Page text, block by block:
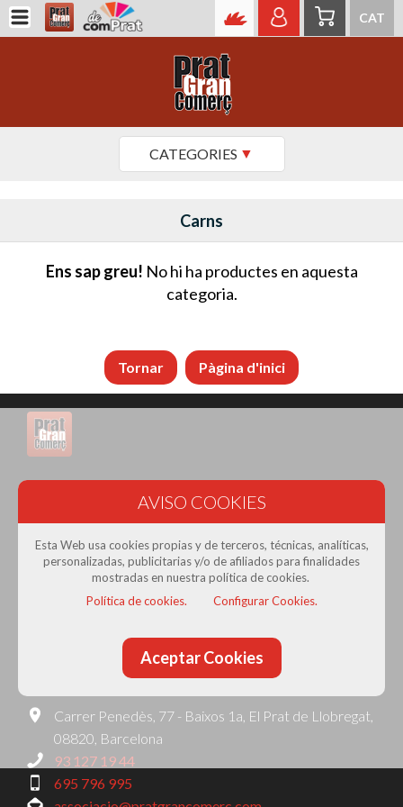
CAT
CATEGORIES
Carns
Ens sap greu! No hi ha productes en aquesta
categoria.
Tornar Pàgina d'inici
Prat Gran Comerç · Associació de Comerciants del Prat
Con la colaboración de:
Contacta amb nosaltres
Carrer Penedès, 77 - Baixos 1a, El Prat de Llobregat,
08820, Barcelona
93 127 19 44
695 796 995
Esta Web usa cookies propias y de terceros, técnicas, analíticas,
personalizadas, publicitarias y/o de afiliados para finalidades
mostradas en nuestra política de cookies.
Política de cookies.
Configurar Cookies.
Aceptar Cookies